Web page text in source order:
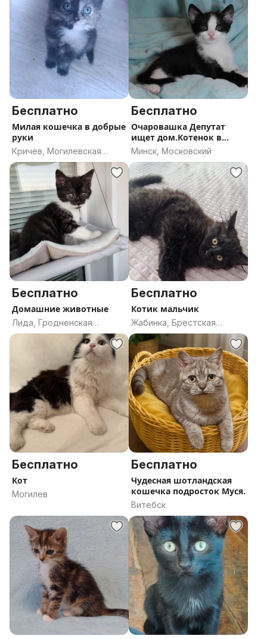
Бесплатно
Милая кошечка в добрые
руки
Кричев, Могилевская
область
Бесплатно
Очаровашка Депутат
ищет дом.Котенок в
хорошие руки
Минск, Московский
Бесплатно
Домашние животные
Лида, Гродненская
область
Бесплатно
Котик мальчик
Жабинка, Брестская
область
Бесплатно
Кот
Могилев
Бесплатно
Чудесная шотландская
кошечка подросток Муся.
Витебск